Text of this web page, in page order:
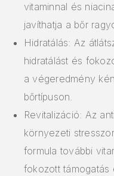
vitaminnal és
javíthatja a bőr
Hidratálás: Az
hidratálást és
a végeredmény
bőrtípuson.
Revitalizáció: Az
környezeti
formula további
fokozott támogatás